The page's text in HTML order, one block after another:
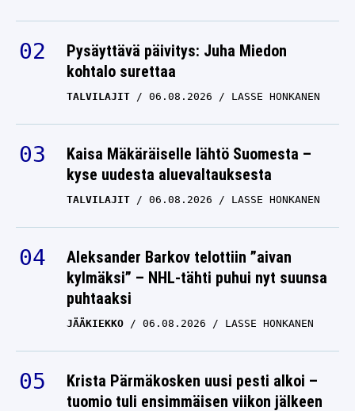
Pysäyttävä päivitys: Juha Miedon
kohtalo surettaa
TALVILAJIT 06.08.2026 LASSE HONKANEN
Kaisa Mäkäräiselle lähtö Suomesta –
kyse uudesta aluevaltauksesta
TALVILAJIT 06.08.2026 LASSE HONKANEN
Aleksander Barkov telottiin ”aivan
kylmäksi” – NHL-tähti puhui nyt suunsa
puhtaaksi
JÄÄKIEKKO 06.08.2026 LASSE HONKANEN
Krista Pärmäkosken uusi pesti alkoi –
tuomio tuli ensimmäisen viikon jälkeen